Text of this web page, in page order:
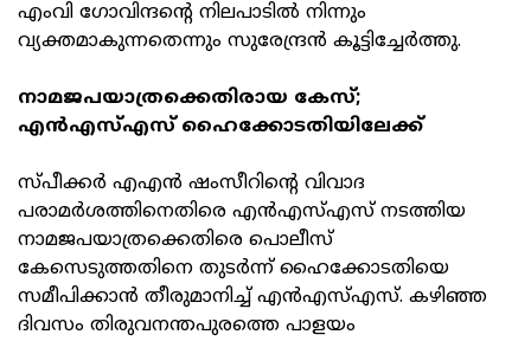
എംവി ഗോവിന്ദന്റെ നിലപാടില്‍ നിന്നും
വ്യക്തമാകുന്നതെന്നും സുരേന്ദ്രന്‍ കൂട്ടിച്ചേര്‍ത്തു.
നാമജപയാത്രക്കെതിരായ കേസ്;
എന്‍എസ്എസ് ഹൈക്കോടതിയിലേക്ക്
സ്പീക്കര്‍ എഎന്‍ ഷംസീറിന്റെ വിവാദ
പരാമര്‍ശത്തിനെതിരെ എന്‍എസ്എസ് നടത്തിയ
നാമജപയാത്രക്കെതിരെ പൊലീസ്
കേസെടുത്തതിനെ തുടര്‍ന്ന് ഹൈക്കോടതിയെ
സമീപിക്കാന്‍ തീരുമാനിച്ച് എന്‍എസ്എസ്. കഴിഞ്ഞ
ദിവസം തിരുവനന്തപുരത്തെ പാളയം